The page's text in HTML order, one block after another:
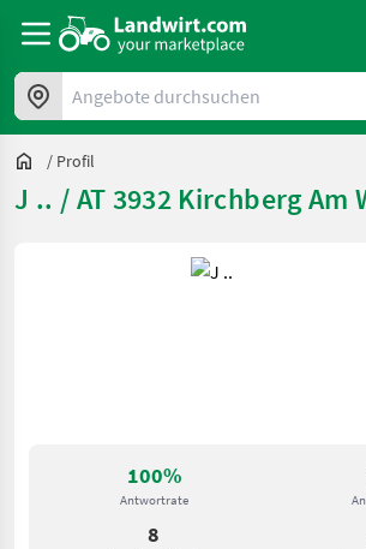
Angebote durchsuchen
/ Profil
J .. / AT 3932 Kirchberg Am
100%
Antwortrate
8